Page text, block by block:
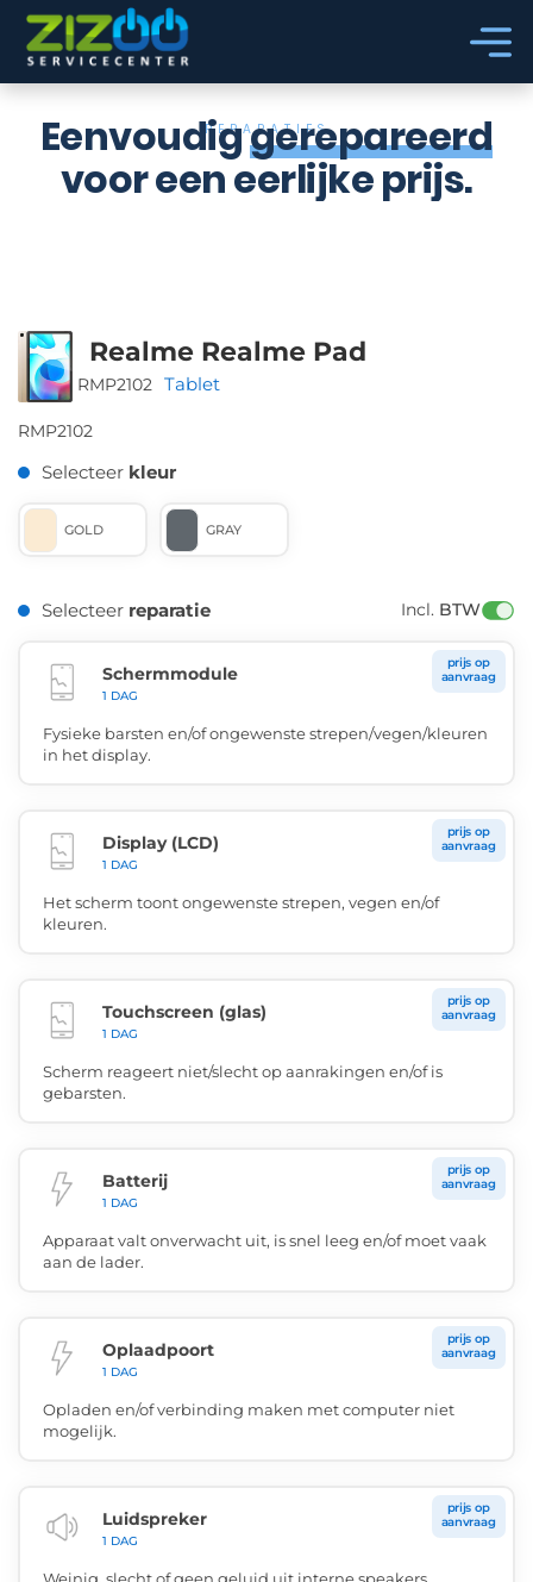
Ga naar hoofdinhoud
Ga naar voettekst
REPARATIES
Eenvoudiggerepareerd
voor een eerlijke prijs.
Realme Realme Pad
RMP2102 Tablet
RMP2102
Selecteer kleur
GOLD GRAY
Selecteer reparatie Incl. BTW
Schermmodule
1 DAG
prijs op
aanvraag
Fysieke barsten en/of ongewenste strepen/vegen/kleuren
in het display.
Display (LCD)
1 DAG
prijs op
aanvraag
Het scherm toont ongewenste strepen, vegen en/of
kleuren.
Touchscreen (glas)
1 DAG
prijs op
aanvraag
Scherm reageert niet/slecht op aanrakingen en/of is
gebarsten.
Batterij
1 DAG
prijs op
aanvraag
Apparaat valt onverwacht uit, is snel leeg en/of moet vaak
aan de lader.
Oplaadpoort
1 DAG
prijs op
aanvraag
Opladen en/of verbinding maken met computer niet
mogelijk.
Luidspreker
1 DAG
prijs op
aanvraag